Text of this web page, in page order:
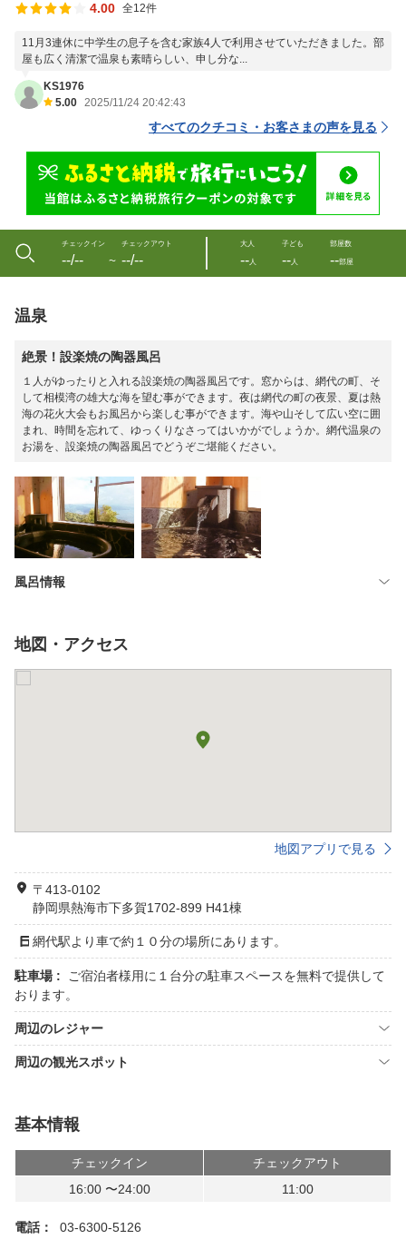
4.00 全12件
11月3連休に中学生の息子を含む家族4人で利用させていただきました。部
屋も広く清潔で温泉も素晴らしい、申し分な...
KS1976
5.00 2025/11/24 20:42:43
すべてのクチコミ・お客さまの声を見る
チェックイン
--/-- 〜
チェックアウト
--/--
大人
--人
子ども
--人
部屋数
--部屋
温泉
絶景！設楽焼の陶器風呂
１人がゆったりと入れる設楽焼の陶器風呂です。窓からは、網代の町、そ
して相模湾の雄大な海を望む事ができます。夜は網代の町の夜景、夏は熱
海の花火大会もお風呂から楽しむ事ができます。海や山そして広い空に囲
まれ、時間を忘れて、ゆっくりなさってはいかがでしょうか。網代温泉の
お湯を、設楽焼の陶器風呂でどうぞご堪能ください。
風呂情報
地図・アクセス
地図アプリで見る
〒413-0102
静岡県熱海市下多賀1702-899 H41棟
網代駅より車で約１０分の場所にあります。
駐車場 :
ご宿泊者様用に１台分の駐車スペースを無料で提供して
おります。
周辺のレジャー
周辺の観光スポット
基本情報
チェックイン
チェックアウト
16:00 〜24:00
11:00
電話： 03-6300-5126